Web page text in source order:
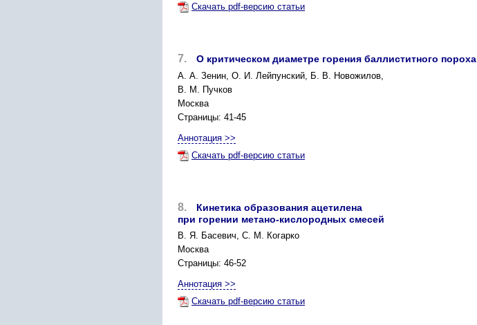
Скачать pdf-версию статьи
7. О критическом диаметре горения баллиститного пороха
A. А. Зенин, О. И. Лейпунский, Б. В. Новожилов,
В. М. Пучков
Москва
Страницы: 41-45
Аннотация >>
Скачать pdf-версию статьи
8.
Кинетика образования ацетилена
при горении метано-кислородных смесей
B. Я. Басевич, С. М. Когарко
Москва
Страницы: 46-52
Аннотация >>
Скачать pdf-версию статьи